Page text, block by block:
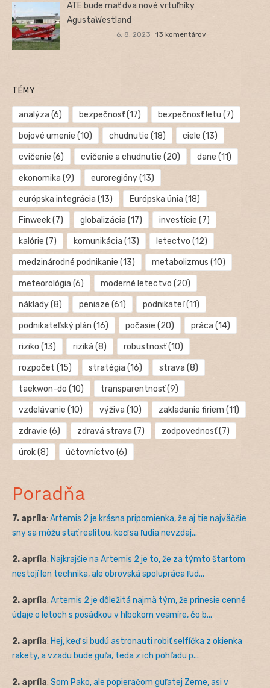
ATE bude mať dva nové vrtuľníky
AgustaWestland
6. 8. 2023 13 komentárov
TÉMY
analýza (6) bezpečnosť(17) bezpečnosť letu (7)
bojové umenie (10) chudnutie (18) ciele (13)
cvičenie (6) cvičenie a chudnutie (20) dane (11)
ekonomika (9) euroregióny(13)
európska integrácia (13) Európska únia (18)
Finweek(7) globalizácia (17) investície (7)
kalórie (7) komunikácia (13) letectvo (12)
medzinárodné podnikanie (13) metabolizmus (10)
meteorológia (6) moderné letectvo (20)
náklady(8) peniaze (61) podnikateľ(11)
podnikateľský plán (16) počasie (20) práca (14)
riziko (13) riziká (8) robustnosť(10)
rozpočet (15) stratégia (16) strava (8)
taekwon-do (10) transparentnosť(9)
vzdelávanie (10) výživa (10) zakladanie firiem (11)
zdravie (6) zdravá strava (7) zodpovednosť(7)
úrok(8) účtovníctvo (6)
Poradňa
7. apríla: Artemis 2 je krásna pripomienka, že aj tie najväčšie
sny sa môžu stať realitou, keď sa ľudia nevzdaj...
2. apríla: Najkrajšie na Artemis 2 je to, že za týmto štartom
nestojí len technika, ale obrovská spolupráca ľud...
2. apríla: Artemis 2 je dôležitá najmä tým, že prinesie cenné
údaje o letoch s posádkou v hlbokom vesmíre, čo b...
2. apríla: Hej, keď si budú astronauti robiť selfíčka z okienka
rakety, a vzadu bude guľa, teda z ich pohľadu p...
2. apríla: Som Pako, ale popieračom guľatej Zeme, asi v